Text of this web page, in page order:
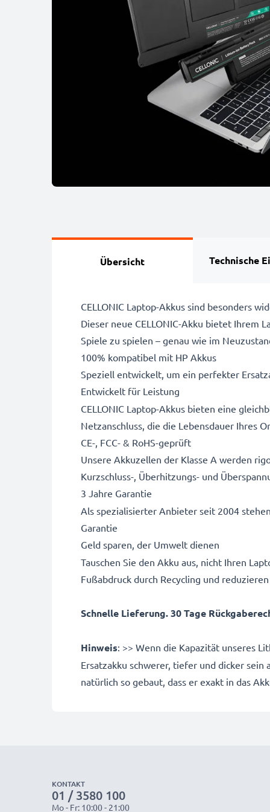
Übersicht Technische
CELLONIC Laptop-Akkus sind besonders
Dieser neue CELLONIC-Akku bietet Ihrem
Spiele zu spielen – genau wie im
100% kompatibel mit HP Akkus
Speziell entwickelt, um ein perfekter
Entwickelt für Leistung
CELLONIC Laptop-Akkus bieten eine
Netzanschluss, die die Lebensdauer Ihres
CE-, FCC- & RoHS-geprüft
Unsere Akkuzellen der Klasse A werden
Kurzschluss-, Überhitzungs- und
3 Jahre Garantie
Als spezialisierter Anbieter seit 2004
Garantie
Geld sparen, der Umwelt dienen
Tauschen Sie den Akku aus, nicht Ihren
Fußabdruck durch Recycling und
Schnelle Lieferung. 30 Tage
Hinweis: >> Wenn die Kapazität unseres
Ersatzakku schwerer, tiefer und dicker
natürlich so gebaut, dass er exakt in das
KONTAKT
01 / 3580 100
Mo - Fr: 10:00 - 21:00